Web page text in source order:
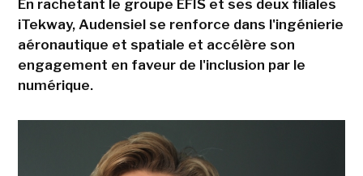
En rachetant le groupe EFIS et ses deux filiales
iTekway, Audensiel se renforce dans l'ingénierie
aéronautique et spatiale et accélère son
engagement en faveur de l'inclusion par le
numérique.